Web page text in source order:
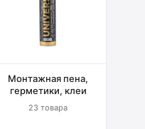
Монтажная пена,
герметики, клеи
23 товара